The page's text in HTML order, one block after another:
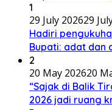
1
29 July 202629
Hadiri
Bupati: adat dan
2
20 May 202620
“Sajak di Balik
2026 jadi ruang